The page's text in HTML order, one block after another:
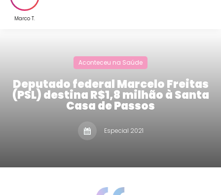
Contato
Marco T.
Aconteceu na Saúde
Deputado federal Marcelo Freitas
(PSL) destina R$1,8 milhão à Santa
Casa de Passos
Especial 2021